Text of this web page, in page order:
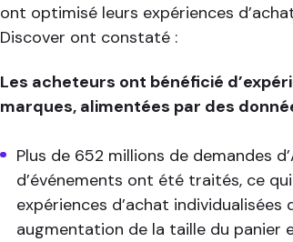
ont optimisé leurs expériences
Discover ont constaté :
Les acheteurs ont bénéficié
marques, alimentées par des
Plus de 652 millions de demandes
d’événements ont été traités, ce
expériences d’achat
augmentation de la taille du panier